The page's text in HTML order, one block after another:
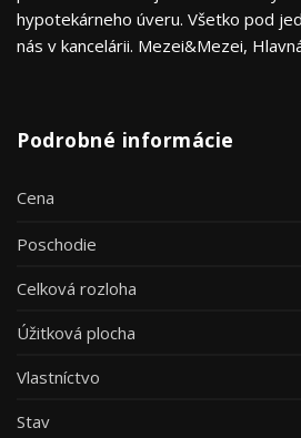
hypotekárneho úveru. Všetko pod
nás v kancelárii. Mezei&Mezei,
Podrobné informácie
Cena
Poschodie
Celková rozloha
Úžitková plocha
Vlastníctvo
Stav